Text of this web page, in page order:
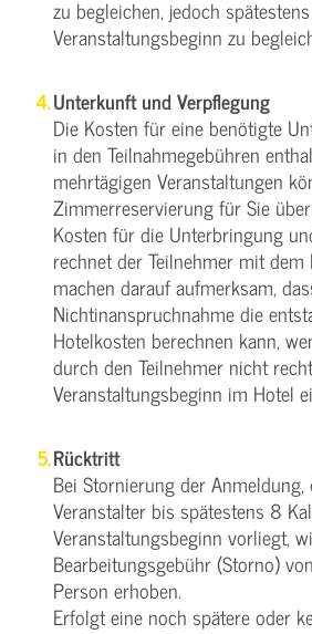
zu begleichen, jedoch
Veranstaltungsbeginn zu
Unterkunft und Verpflegung
Die Kosten für eine benötigte
in den Teilnahmegebühren
mehrtägigen Veranstaltungen
Zimmerreservierung für Sie
Kosten für die Unterbringung
rechnet der Teilnehmer mit
machen darauf aufmerksam,
Nichtinanspruchnahme die
Hotelkosten berechnen kann,
durch den Teilnehmer nicht
Veranstaltungsbeginn im Hotel
Rücktritt
Bei Stornierung der Anmeldung,
Veranstalter bis spätestens 8
Veranstaltungsbeginn vorliegt,
Bearbeitungsgebühr (Storno)
Person erhoben.
Erfolgt eine noch spätere oder